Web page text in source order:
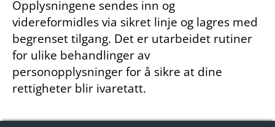
Opplysningene sendes inn og
videreformidles via sikret linje og lagres med
begrenset tilgang. Det er utarbeidet rutiner
for ulike behandlinger av
personopplysninger for å sikre at dine
rettigheter blir ivaretatt.